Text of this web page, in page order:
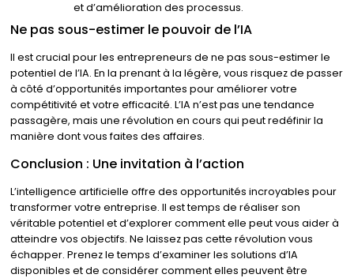
et d’amélioration des processus.
Ne pas sous-estimer le pouvoir de l’IA
Il est crucial pour les entrepreneurs de ne pas sous-estimer le
potentiel de l’IA. En la prenant à la légère, vous risquez de passer
à côté d’opportunités importantes pour améliorer votre
compétitivité et votre efficacité. L’IA n’est pas une tendance
passagère, mais une révolution en cours qui peut redéfinir la
manière dont vous faites des affaires.
Conclusion : Une invitation à l’action
L’intelligence artificielle offre des opportunités incroyables pour
transformer votre entreprise. Il est temps de réaliser son
véritable potentiel et d’explorer comment elle peut vous aider à
atteindre vos objectifs. Ne laissez pas cette révolution vous
échapper. Prenez le temps d’examiner les solutions d’IA
disponibles et de considérer comment elles peuvent être